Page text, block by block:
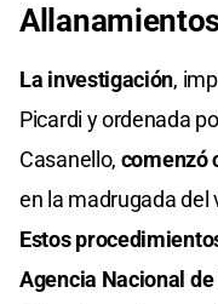
La investigación,
Picardi y ordenada
Casanello, comenzó
en la madrugada del
Estos
Agencia Nacional